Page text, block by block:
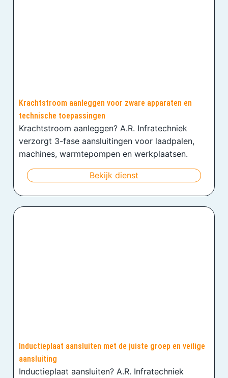
Krachtstroom aanleggen voor zware apparaten en
technische toepassingen
Krachtstroom aanleggen? A.R. Infratechniek
verzorgt 3-fase aansluitingen voor laadpalen,
machines, warmtepompen en werkplaatsen.
Bekijk dienst
Inductieplaat aansluiten met de juiste groep en veilige
aansluiting
Inductieplaat aansluiten? A.R. Infratechniek